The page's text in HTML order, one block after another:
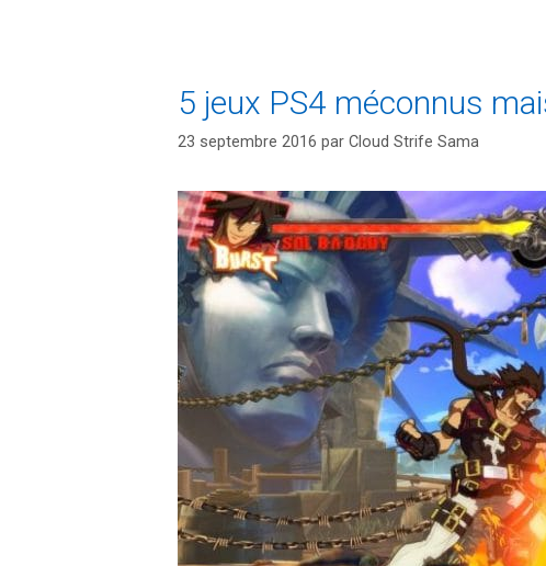
5 jeux PS4 méconnus
23 septembre 2016 par Cloud Strife Sama